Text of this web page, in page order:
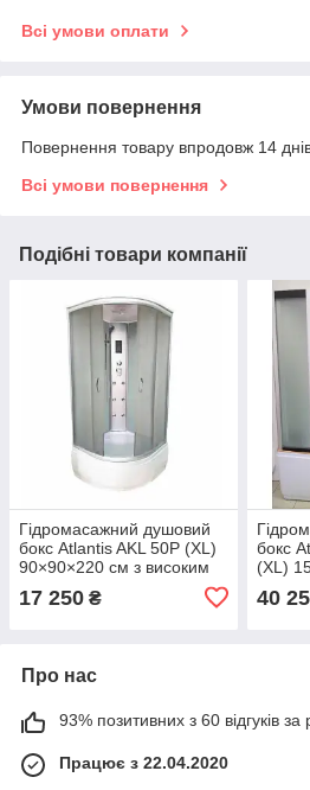
Всі умови оплати
Умови повернення
Повернення товару впродовж 14
Всі умови повернення
Подібні товари компанії
Гідромасажний душовий
бокс Atlantis AKL 50P (XL)
90×90×220 см з високим
піддоном, гідромасажем,
тропічним душем
17 250 ₴
бокс
(XL)
40
Про нас
93% позитивних з 60 відгуків за
Працює з 22.04.2020